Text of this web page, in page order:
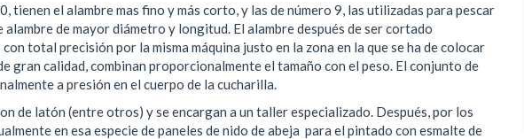
tienen el alambre mas fino y más corto, y las de número 9, las utilizadas para pescar
alambre de mayor diámetro y longitud. El alambre después de ser cortado
total precisión por la misma máquina justo en la zona en la que se ha de colocar
gran calidad, combinan proporcionalmente el tamaño con el peso. El conjunto de
a presión en el cuerpo de la cucharilla.
de latón (entre otros) y se encargan a un taller especializado. Después, por los
en esa especie de paneles de nido de abeja para el pintado con esmalte de